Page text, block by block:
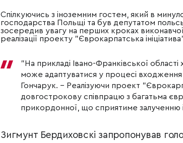
Спілкуючись з іноземним гостем, який в
господарства Польщі та був депутатом
зосередив увагу на перших кроках
реалізації проекту "Єврокарпатська
"На прикладі Івано-Франківської
може адаптуватися у процесі
Гончарук. − Реалізуючи проект
довгострокову співпрацю з багатьма
прикордонної, що сприятиме залученню
Зигмунт Бердиховскі запропонував